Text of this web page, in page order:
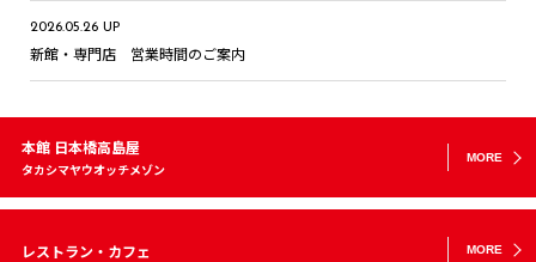
2026.05.26 UP
新館・専門店 営業時間のご案内
本館 日本橋高島屋
タカシマヤウオッチメゾン
MORE
レストラン・カフェ MORE